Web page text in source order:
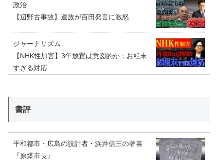
政治
【辺野古事故】遺族が百田発言に激怒
ジャーナリズム
【NHK性加害】3年放置は意図的か：お粗末
すぎる対応
書評
平和都市・広島の設計者・浜井信三の著書
『原爆市長』